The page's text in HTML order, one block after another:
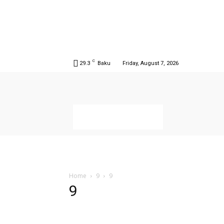
29.3 C Baku Friday, August 7, 2026
Home 9 9
9